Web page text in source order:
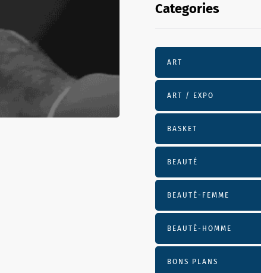
Categories
ART
ART / EXPO
BASKET
BEAUTÉ
BEAUTÉ-FEMME
BEAUTÉ-HOMME
BONS PLANS